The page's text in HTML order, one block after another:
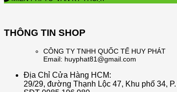
THÔNG TIN SHOP
CÔNG TY TNHH QUỐC TẾ HUY PHÁT
Email: huyphat81@gmail.com
Địa Chỉ Cửa Hàng HCM:
29/29, đường Thạnh Lộc 47, Khu phố 34,